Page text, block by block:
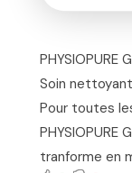
PHYSIOPURE
Soin
Pour toutes
tranforme en